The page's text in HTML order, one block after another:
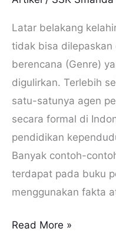
Latar belakang
tidak bisa dilepaskan
berencana (Genre)
digulirkan. Terlebih
satu-satunya agen
secara formal di
pendidikan
Banyak contoh-
terdapat pada buku
menggunakan fakta
Read More »